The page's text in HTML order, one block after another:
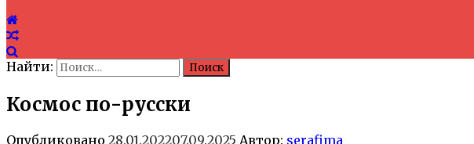
Найти:
Космос по-русски
Опубликовано 28.01.202207.09.2025 Автор: serafima